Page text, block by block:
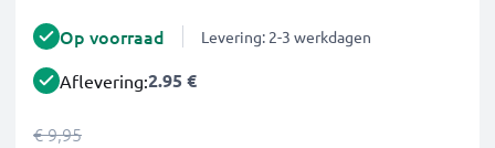
Op voorraad Levering: 2-3 werkdagen
Aflevering:2.95 €
€ 9,95